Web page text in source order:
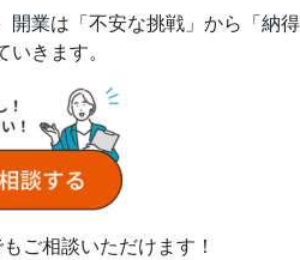
開業は「不安な挑戦」から「納得
きます。
ご相談いただけます！